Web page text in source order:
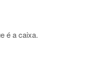
é a caixa.